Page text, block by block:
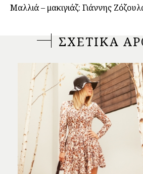
Μαλλιά – μακιγιάζ: Γιάννης
ΣΧΕΤΙΚΑ